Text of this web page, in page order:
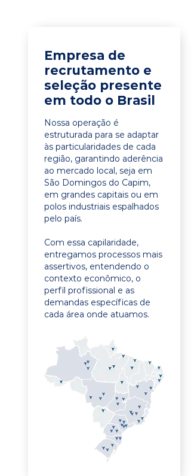
Empresa de
recrutamento e
seleção presente
em todo o Brasil
Nossa operação é
estruturada para se adaptar
às particularidades de cada
região, garantindo aderência
ao mercado local, seja em
São Domingos do Capim,
em grandes capitais ou em
polos industriais espalhados
pelo país.
Com essa capilaridade,
entregamos processos mais
assertivos, entendendo o
contexto econômico, o
perfil profissional e as
demandas específicas de
cada área onde atuamos.